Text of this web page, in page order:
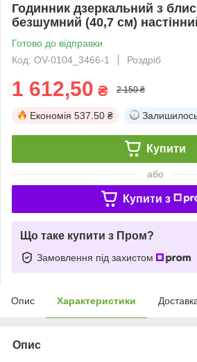
Годинник дзеркальний з
безшумний (40,7 см)
Готово до відправки
Код: OV-0104_3466-1
Роздріб
1 612,50 ₴ 2 150 ₴
Економія 537.50 ₴
Купити
або
Купити з
Що таке купити з Пром?
Замовлення під захистом
Опис Характеристики
Опис